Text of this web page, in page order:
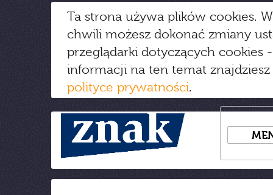
Ta strona używa plików cookies.
chwili możesz dokonać zmiany
przeglądarki dotyczących cookies
informacji na ten temat
polityce prywatności.